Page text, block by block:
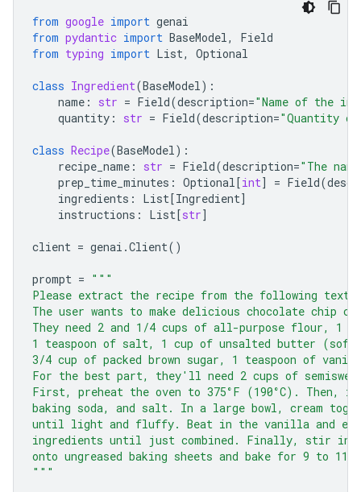
from google import genai
from pydantic import BaseModel,
Field
from typing import List, Optional
class Ingredient(BaseModel):
name : str = Field(description="Name of the
quantity : str = Field(description="Quantity
class Recipe(BaseModel):
recipe_name : str = Field(description="The
prep_time_minutes : Optional[int] = Field(
ingredients : List[Ingredient]
instructions : List[str]
client = genai .Client()
prompt = """
Please extract the recipe from the following text.
The user wants to make delicious chocolate chip
They need 2 and 1/4 cups of all-purpose flour, 1
1 teaspoon of salt, 1 cup of unsalted butter
3/4 cup of packed brown sugar, 1 teaspoon of
For the best part, they'll need 2 cups of
First, preheat the oven to 375°F (190°C). Then,
baking soda, and salt. In a large bowl, cream
until light and fluffy. Beat in the vanilla and
ingredients until just combined. Finally, stir in
onto ungreased baking sheets and bake for 9 to 11
"""